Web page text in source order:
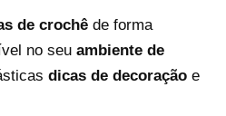
de crochê de forma
no seu ambiente de
dicas de decoração e